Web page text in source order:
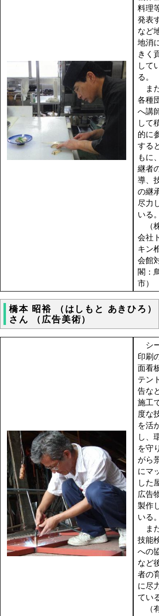
料理
発表
など
地消
きく
してい
る。
また
各種
へ講
して
的に
する
もに
継者
導、
の継
尽力
いる。
（株
会社
キン
会館
閣：
市）
橋本 昭裕 （はしもと あきひろ）
さん （広告美術）
シー
印刷
面看
テン
告な
施工
度な
を活か
し、
を守
がら
にマ
した
広告
製作
いる。
また
技能
への
など
者の
に尽
てい
（有